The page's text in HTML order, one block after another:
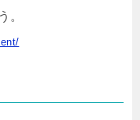
。